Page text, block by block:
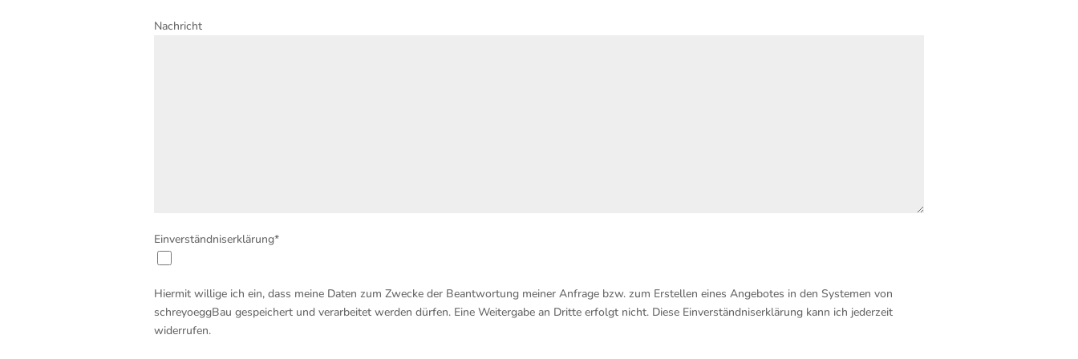
Nachricht
Einverständniserklärung*
Hiermit willige ich ein, dass meine Daten zum Zwecke der Beantwortung meiner Anfrage bzw. zum Erstellen eines Angebotes in den Systemen von
schreyoeggBau gespeichert und verarbeitet werden dürfen. Eine Weitergabe an Dritte erfolgt nicht. Diese Einverständniserklärung kann ich jederzeit
widerrufen.